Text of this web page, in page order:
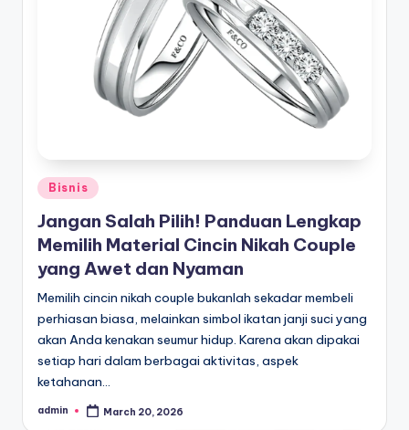
Posted
Bisnis
Jangan Salah Pilih! Panduan Lengkap
Memilih Material Cincin Nikah Couple
yang Awet dan Nyaman
Memilih cincin nikah couple bukanlah sekadar membeli
perhiasan biasa, melainkan simbol ikatan janji suci yang
akan Anda kenakan seumur hidup. Karena akan dipakai
setiap hari dalam berbagai aktivitas, aspek
ketahanan…
Posted
admin March 20, 2026